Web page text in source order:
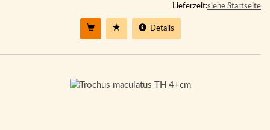
Lieferzeit:siehe Startseite
Details